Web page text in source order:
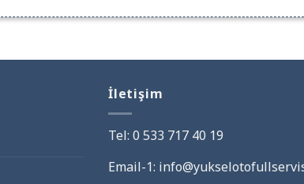
İletişim
Tel: 0 533 717 40 19
Email-1: